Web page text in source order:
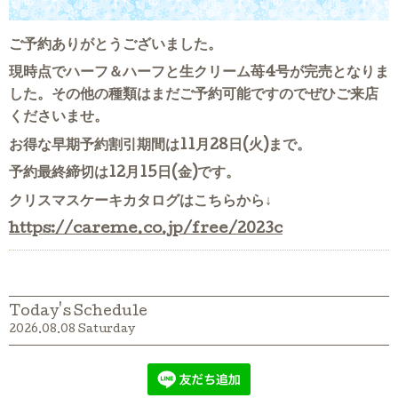
ご予約ありがとうございました。
現時点でハーフ＆ハーフと生クリーム苺4号が完売となりま
した。その他の種類はまだご予約可能ですのでぜひご来店
くださいませ。
お得な早期予約割引期間は11月28日(火)まで。
予約最終締切は12月15日(金)です。
クリスマスケーキカタログはこちらから↓
https://careme.co.jp/free/2023c
Today's Schedule
2026.08.08 Saturday